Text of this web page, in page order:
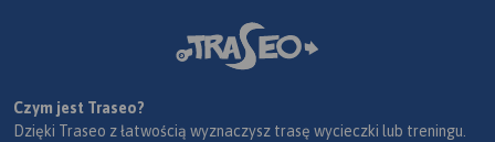
Czym jest Traseo?
Dzięki Traseo z łatwością wyznaczysz trasę wycieczki lub treningu.